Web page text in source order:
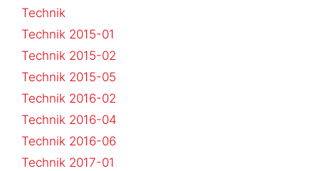
Technik
Technik 2015-01
Technik 2015-02
Technik 2015-05
Technik 2016-02
Technik 2016-04
Technik 2016-06
Technik 2017-01